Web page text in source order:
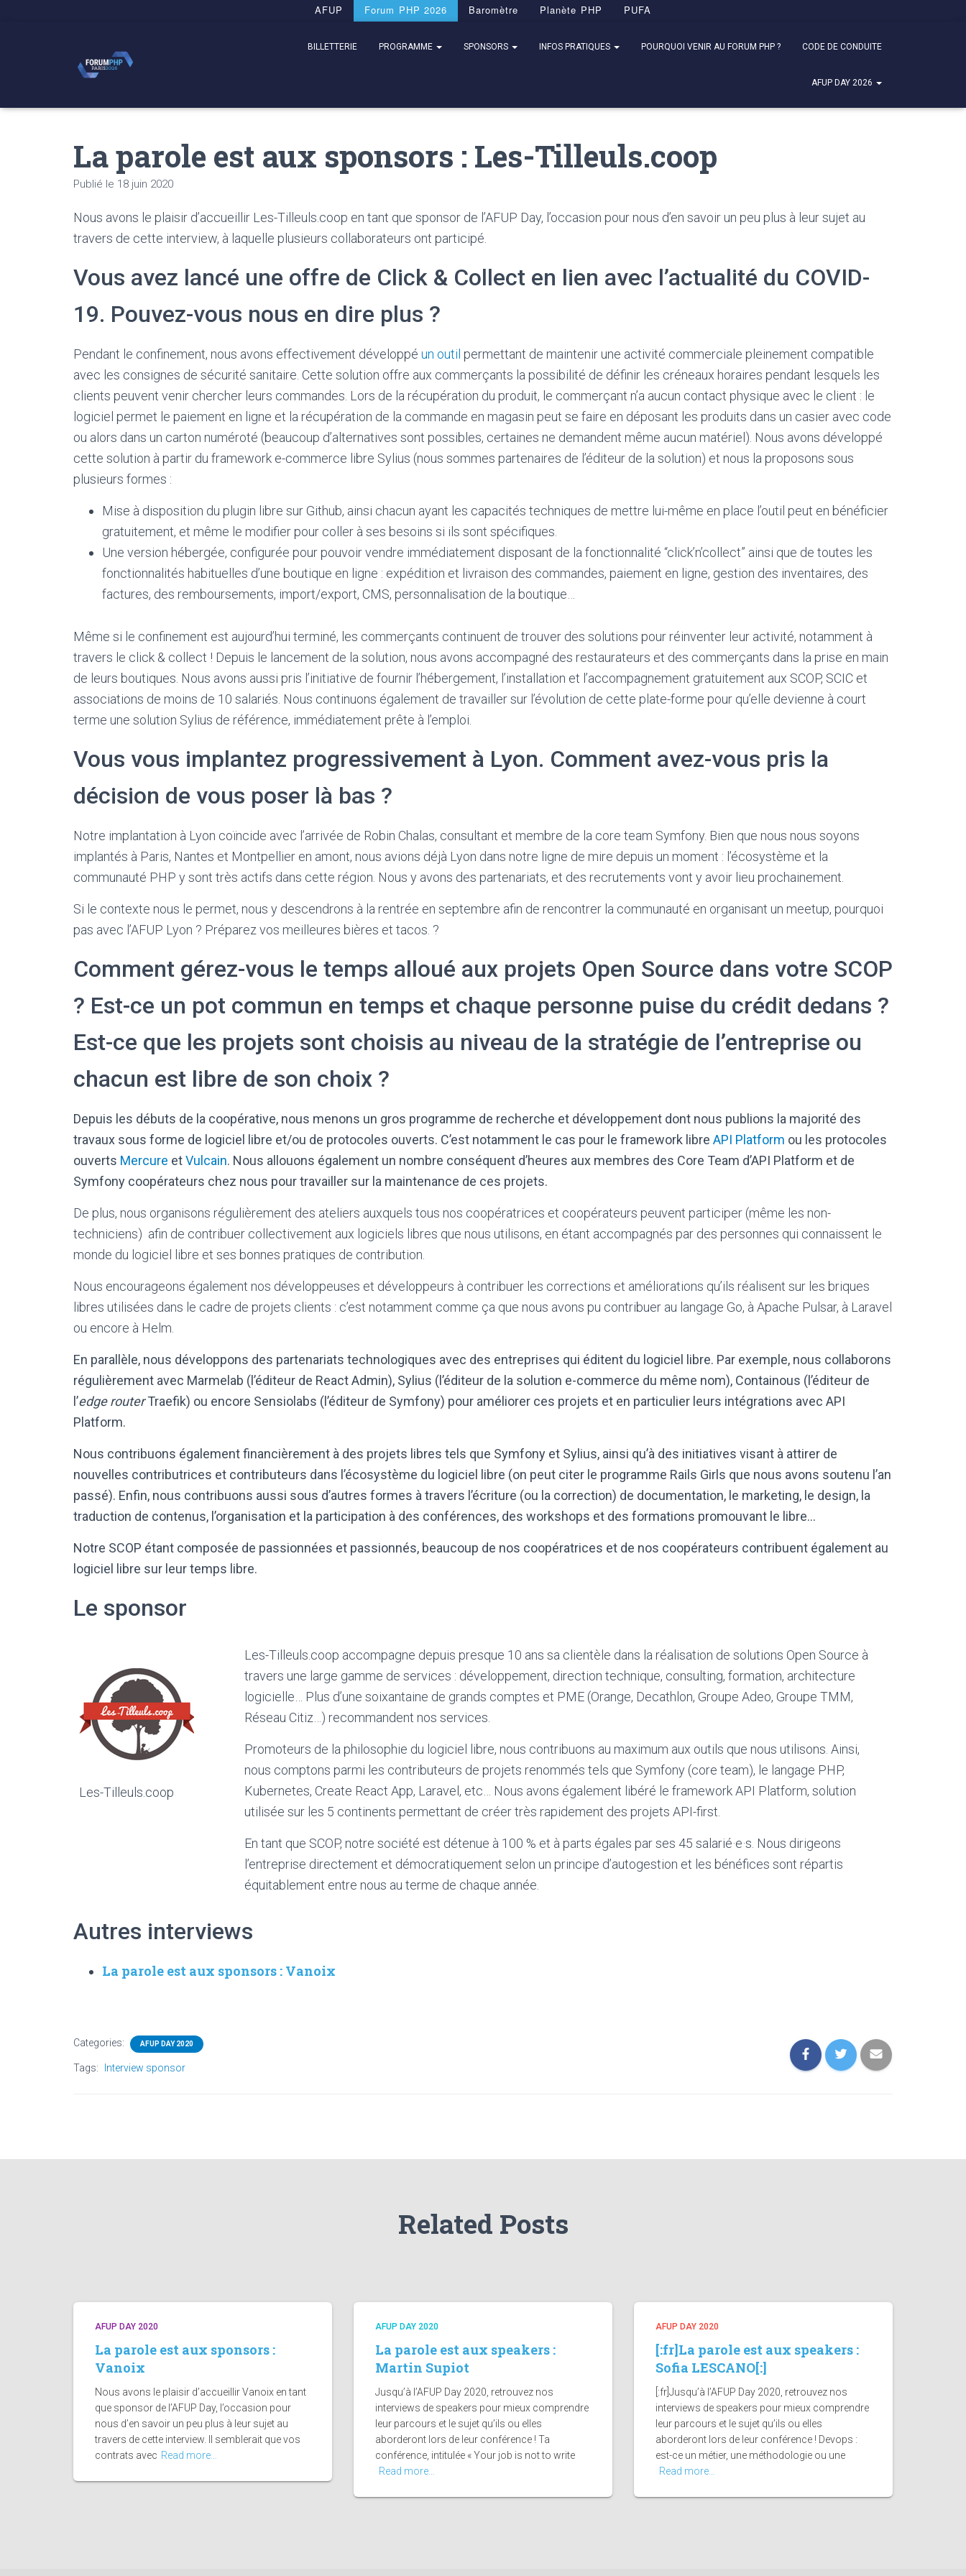
AFUP Forum PHP 2026 Baromètre Planète PHP PUFA
BILLETTERIE PROGRAMME SPONSORS INFOS PRATIQUES POURQUOI VENIR AU FORUM PHP ? CODE DE CONDUITE
AFUP DAY 2026
La parole est aux sponsors : Les-Tilleuls.coop
Publié le 18 juin 2020
Nous avons le plaisir d’accueillir Les-Tilleuls.coop en tant que sponsor de l’AFUP Day, l’occasion pour nous d’en savoir un peu plus à leur sujet au
travers de cette interview, à laquelle plusieurs collaborateurs ont participé.
Vous avez lancé une offre de Click & Collect en lien avec l’actualité du COVID-
19. Pouvez-vous nous en dire plus ?
Pendant le confinement, nous avons effectivement développé un outil permettant de maintenir une activité commerciale pleinement compatible
avec les consignes de sécurité sanitaire. Cette solution offre aux commerçants la possibilité de définir les créneaux horaires pendant lesquels les
clients peuvent venir chercher leurs commandes. Lors de la récupération du produit, le commerçant n’a aucun contact physique avec le client : le
logiciel permet le paiement en ligne et la récupération de la commande en magasin peut se faire en déposant les produits dans un casier avec code
ou alors dans un carton numéroté (beaucoup d’alternatives sont possibles, certaines ne demandent même aucun matériel). Nous avons développé
cette solution à partir du framework e-commerce libre Sylius (nous sommes partenaires de l’éditeur de la solution) et nous la proposons sous
plusieurs formes :
Mise à disposition du plugin libre​ sur Github, ainsi chacun ayant les capacités techniques de mettre lui-même en place l’outil peut en bénéficier
gratuitement, et même le modifier pour coller à ses besoins si ils sont spécifiques.
Une version hébergée, configurée pour pouvoir vendre immédiatement disposant de la fonctionnalité “click’n’collect” ainsi que de toutes les
fonctionnalités habituelles d’une boutique en ligne : expédition et livraison des commandes, paiement en ligne, gestion des inventaires, des
factures, des remboursements, import/export, CMS, personnalisation de la boutique…
Même si le confinement est aujourd’hui terminé, les commerçants continuent de trouver des solutions pour réinventer leur activité, notamment à
travers le click & collect ! Depuis le lancement de la solution, nous avons accompagné des restaurateurs et des commerçants dans la prise en main
de leurs boutiques. Nous avons aussi pris l’initiative de fournir l’hébergement, l’installation et l’accompagnement gratuitement aux SCOP, SCIC et
associations de moins de 10 salariés. Nous continuons également de travailler sur l’évolution de cette plate-forme pour qu’elle devienne à court
terme une solution Sylius de référence, immédiatement prête à l’emploi.
Vous vous implantez progressivement à Lyon. Comment avez-vous pris la
décision de vous poser là bas ?
Notre implantation à Lyon coïncide avec l’arrivée de Robin Chalas, consultant et membre de la core team Symfony. Bien que nous nous soyons
implantés à Paris, Nantes et Montpellier en amont, nous avions déjà Lyon dans notre ligne de mire depuis un moment : l’écosystème et la
communauté PHP y sont très actifs dans cette région. Nous y avons des partenariats, et des recrutements vont y avoir lieu prochainement.
Si le contexte nous le permet, nous y descendrons à la rentrée en septembre afin de rencontrer la communauté en organisant un meetup, pourquoi
pas avec l’AFUP Lyon ? Préparez vos meilleures bières et tacos. ?
Comment gérez-vous le temps alloué aux projets Open Source dans votre SCOP
? Est-ce un pot commun en temps et chaque personne puise du crédit dedans ?
Est-ce que les projets sont choisis au niveau de la stratégie de l’entreprise ou
chacun est libre de son choix ?
Depuis les débuts de la coopérative, nous menons un gros programme de recherche et développement dont nous publions la majorité des
travaux sous forme de logiciel libre et/ou de protocoles ouverts. C’est notamment le cas pour le framework libre API Platform ou les protocoles
ouverts Mercure etVulcain. Nous allouons également un nombre conséquent d’heures aux membres des Core Team d’API Platform et de
Symfony coopérateurs chez nous pour travailler sur la maintenance de ces projets.
De plus, nous organisons régulièrement des ateliers auxquels tous nos coopératrices et coopérateurs peuvent participer (même les non-
techniciens) afin de contribuer collectivement aux logiciels libres que nous utilisons, en étant accompagnés par des personnes qui connaissent le
monde du logiciel libre et ses bonnes pratiques de contribution.
Nous encourageons également nos développeuses et développeurs à contribuer les corrections et améliorations qu’ils réalisent sur les briques
libres utilisées dans le cadre de projets clients : c’est notamment comme ça que nous avons pu contribuer au langage Go, à Apache Pulsar, à Laravel
ou encore à Helm.
En parallèle, nous développons des partenariats technologiques avec des entreprises qui éditent du logiciel libre. Par exemple, nous collaborons
régulièrement avec Marmelab (l’éditeur de React Admin), Sylius (l’éditeur de la solution e-commerce du même nom), Containous (l’éditeur de
l’edge routerTraefik) ou encore Sensiolabs (l’éditeur de Symfony) pour améliorer ces projets et en particulier leurs intégrations avec API
Platform.
Nous contribuons également financièrement à des projets libres tels que Symfony et Sylius, ainsi qu’à des initiatives visant à attirer de
nouvelles contributrices et contributeurs dans l’écosystème du logiciel libre (on peut citer le programme Rails Girls que nous avons soutenu l’an
passé). Enfin, nous contribuons aussi sous d’autres formes à travers l’écriture (ou la correction) de documentation, le marketing, le design, la
traduction de contenus, l’organisation et la participation à des conférences, des workshops et des formations promouvant le libre…
Notre SCOP étant composée de passionnées et passionnés, beaucoup de nos coopératrices et de nos coopérateurs contribuent également au
logiciel libre sur leur temps libre.
Le sponsor
Les-Tilleuls.coop
Les-Tilleuls.coop accompagne depuis presque 10 ans sa clientèle dans la réalisation de solutions Open Source à
travers une large gamme de services : développement, direction technique, consulting, formation, architecture
logicielle… Plus d’une soixantaine de grands comptes et PME (Orange, Decathlon, Groupe Adeo, Groupe TMM,
Réseau Citiz…) recommandent nos services.
Promoteurs de la philosophie du logiciel libre, nous contribuons au maximum aux outils que nous utilisons. Ainsi,
nous comptons parmi les contributeurs de projets renommés tels que Symfony (core team), le langage PHP,
Kubernetes, Create React App, Laravel, etc… Nous avons également libéré le framework API Platform, solution
utilisée sur les 5 continents permettant de créer très rapidement des projets API-first.
En tant que SCOP, notre société est détenue à 100 % et à parts égales par ses 45 salarié·e·s. Nous dirigeons
l’entreprise directement et démocratiquement selon un principe d’autogestion et les bénéfices sont répartis
équitablement entre nous au terme de chaque année.
Autres interviews
La parole est aux sponsors : Vanoix
Categories: AFUP DAY 2020
Tags: Interview sponsor
Related Posts
AFUP DAY 2020
La parole est aux sponsors :
Vanoix
Nous avons le plaisir d’accueillir Vanoix en tant
que sponsor de l’AFUP Day, l’occasion pour
nous d’en savoir un peu plus à leur sujet au
travers de cette interview. Il semblerait que vos
contrats avec Read more…
AFUP DAY 2020
La parole est aux speakers :
Martin Supiot
Jusqu’à l’AFUP Day 2020, retrouvez nos
interviews de speakers pour mieux comprendre
leur parcours et le sujet qu’ils ou elles
aborderont lors de leur conférence ! Ta
conférence, intitulée « Your job is not to write
Read more…
AFUP DAY 2020
[:fr]La parole est aux speakers :
Sofia LESCANO[:]
[:fr]Jusqu’à l’AFUP Day 2020, retrouvez nos
interviews de speakers pour mieux comprendre
leur parcours et le sujet qu’ils ou elles
aborderont lors de leur conférence ! Devops :
est-ce un métier, une méthodologie ou une
Read more…